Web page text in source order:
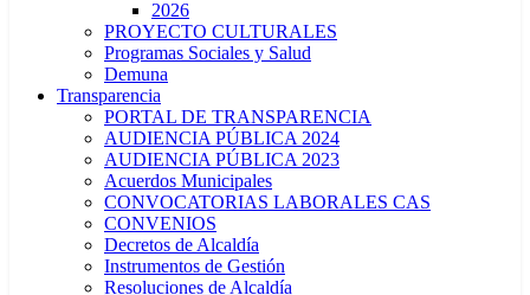
2026
PROYECTO CULTURALES
Programas Sociales y Salud
Demuna
Transparencia
PORTAL DE TRANSPARENCIA
AUDIENCIA PÚBLICA 2024
AUDIENCIA PÚBLICA 2023
Acuerdos Municipales
CONVOCATORIAS LABORALES CAS
CONVENIOS
Decretos de Alcaldía
Instrumentos de Gestión
Resoluciones de Alcaldía